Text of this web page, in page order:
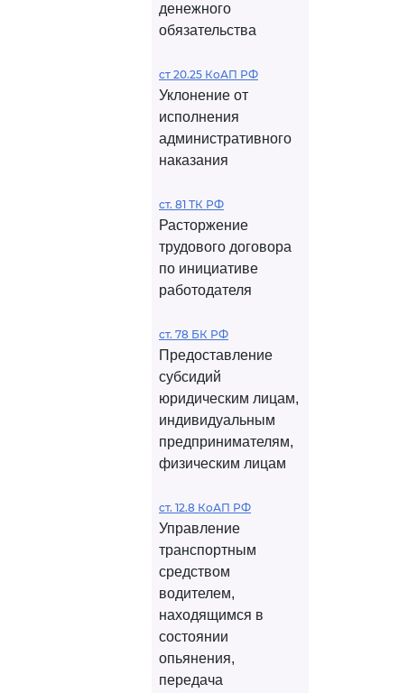
денежного
обязательства
ст 20.25 КоАП РФ
Уклонение от
исполнения
административного
наказания
ст. 81 ТК РФ
Расторжение
трудового договора
по инициативе
работодателя
ст. 78 БК РФ
Предоставление
субсидий
юридическим лицам,
индивидуальным
предпринимателям,
физическим лицам
ст. 12.8 КоАП РФ
Управление
транспортным
средством
водителем,
находящимся в
состоянии
опьянения,
передача